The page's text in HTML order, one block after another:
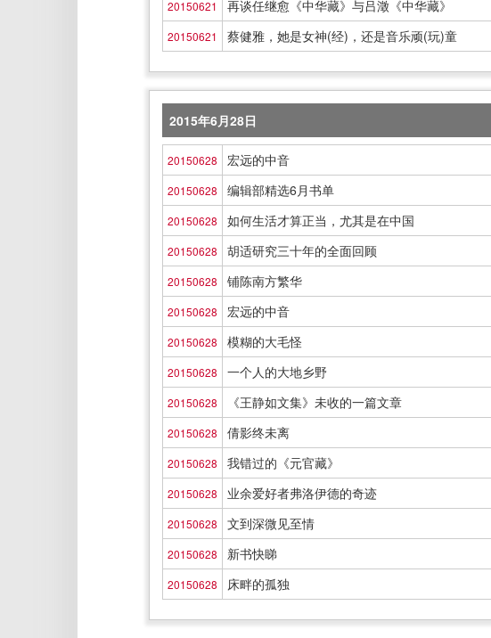
20150621 再谈任继愈《中华藏》与吕澂《中华藏》
20150621 蔡健雅，她是女神(经)，还是音乐顽(玩)童
2015年6月28日
20150628 宏远的中音
20150628 编辑部精选6月书单
20150628 如何生活才算正当，尤其是在中国
20150628 胡适研究三十年的全面回顾
20150628 铺陈南方繁华
20150628 宏远的中音
20150628 模糊的大毛怪
20150628 一个人的大地乡野
20150628 《王静如文集》未收的一篇文章
20150628 倩影终未离
20150628 我错过的《元官藏》
20150628 业余爱好者弗洛伊德的奇迹
20150628 文到深微见至情
20150628 新书快睇
20150628 床畔的孤独